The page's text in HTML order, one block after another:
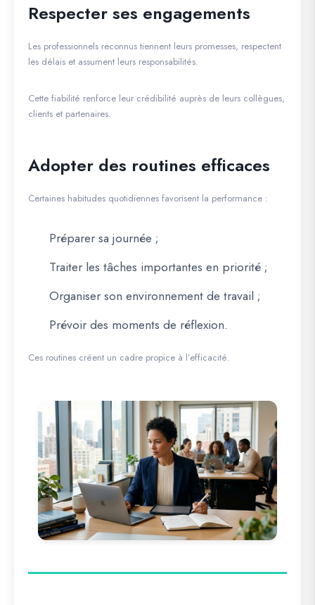
Respecter ses engagements
Les professionnels reconnus tiennent leurs promesses, respectent
les délais et assument leurs responsabilités.
Cette fiabilité renforce leur crédibilité auprès de leurs collègues,
clients et partenaires.
Adopter des routines efficaces
Certaines habitudes quotidiennes favorisent la performance :
Préparer sa journée ;
Traiter les tâches importantes en priorité ;
Organiser son environnement de travail ;
Prévoir des moments de réflexion.
Ces routines créent un cadre propice à l’efficacité.